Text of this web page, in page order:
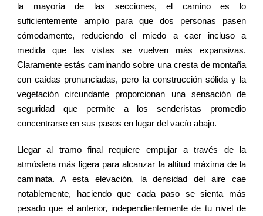
la mayoría de las secciones, el camino es lo
suficientemente amplio para que dos personas pasen
cómodamente, reduciendo el miedo a caer incluso a
medida que las vistas se vuelven más expansivas.
Claramente estás caminando sobre una cresta de montaña
con caídas pronunciadas, pero la construcción sólida y la
vegetación circundante proporcionan una sensación de
seguridad que permite a los senderistas promedio
concentrarse en sus pasos en lugar del vacío abajo.
Llegar al tramo final requiere empujar a través de la
atmósfera más ligera para alcanzar la altitud máxima de la
caminata. A esta elevación, la densidad del aire cae
notablemente, haciendo que cada paso se sienta más
pesado que el anterior, independientemente de tu nivel de